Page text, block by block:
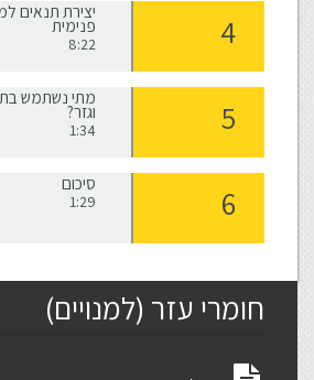
יצירת תנאים
פנימית
8:22
מתי נשתמש
וגזר?
1:34
סיכום
1:29
חומרי עזר (למנויים)